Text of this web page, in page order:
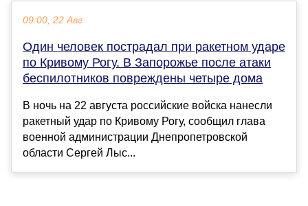
09:00, 22 Авг
Один человек пострадал при ракетном ударе
по Кривому Рогу. В Запорожье после атаки
беспилотников повреждены четыре дома
В ночь на 22 августа российские войска нанесли
ракетный удар по Кривому Рогу, сообщил глава
военной администрации Днепропетровской
области Сергей Лыс...